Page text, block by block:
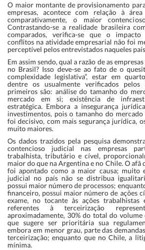
O maior montante de provisionamento
empresas, acontece com relação à
comparativamente, o maior
Contrastando-se a realidade brasileira
comparados, verifica-se que o
conflitos na atividade empresarial não foi
perceptível pelos entrevistados naqueles
Em assim sendo, qual a razão de as
no Brasil? Isso deve-se ao fato de o
complexidade legislativa”, estar em
dentre os usualmente verificados pelos
primeiros são: análise do tamanho do
mercado em si; existência de
estratégica. Embora a insegurança
investimentos, pois o tamanho do
foi decisivo, com mais segurança jurídica,
muito maiores.
Os dados trazidos pela pesquisa
contencioso judicial nas empresas
trabalhista, tributário e cível,
maior do que na Argentina e no Chile. O afã
foi apontado como a maior causa; muito
judicial no país não se distribua
possui maior número de processos;
financeiro, possui maior número de ações
exame, no tocante às ações
referentes à terceirização
aproximadamente, 30% do total do volume
que sugere ser prioritária sua
embora em menor grau, parte das
terceirização; enquanto que no Chile, a
mínima.